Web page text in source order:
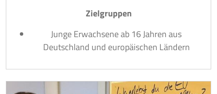
Zielgruppen
Junge Erwachsene ab 16 Jahren aus
Deutschland und europäischen Ländern